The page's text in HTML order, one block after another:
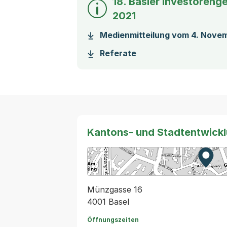
2021
Medienmitteilung vom 4.
Referate(Startet einen
Kantons- und
Zur
Münzgasse 16
4001 Basel
Öffnungszeiten